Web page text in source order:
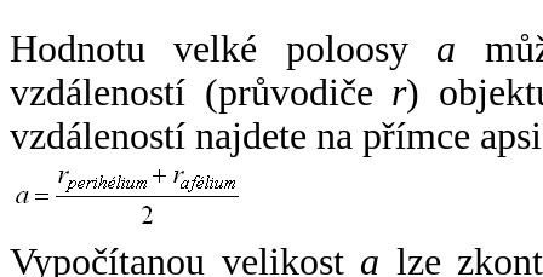
Hodnotu velké poloosy a
vzdáleností (průvodiče r)
vzdáleností najdete na přímce
Vypočítanou velikost a lze